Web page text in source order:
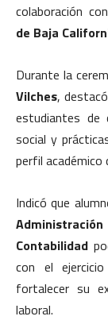
colaboración
de Baja
Durante la
Vilches,
estudiantes de
social y
perfil académico
Indicó que
Contabilidad
con el
fortalecer su
laboral.